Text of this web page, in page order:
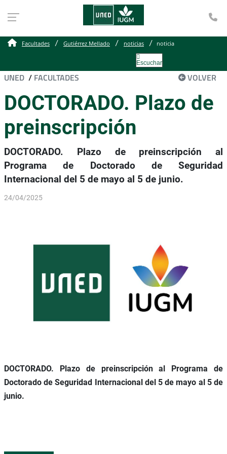
Facultades Gutiérrez Mellado noticias noticia
Escuchar
UNED / FACULTADES VOLVER
DOCTORADO. Plazo de
preinscripción
DOCTORADO. Plazo de preinscripción al
Programa de Doctorado de Seguridad
Internacional del 5 de mayo al 5 de junio.
24/04/2025
DOCTORADO. Plazo de preinscripción al Programa de
Doctorado de Seguridad Internacional del 5 de mayo al 5 de
junio.